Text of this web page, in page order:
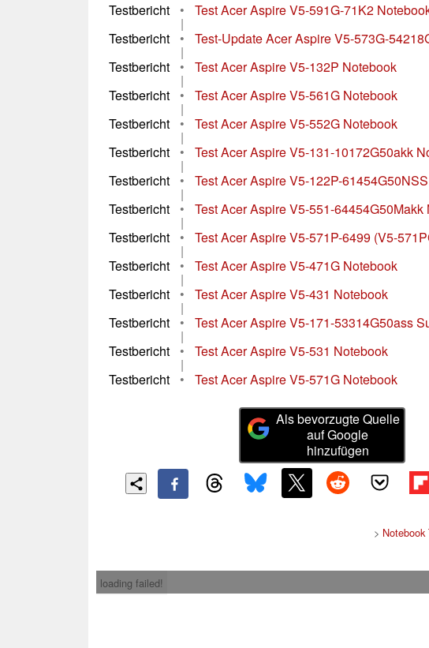
Testbericht
• Test Acer Aspire V5-591G-71K2
|
Testbericht
• Test-Update Acer Aspire V5-573G-
|
Testbericht
• Test Acer Aspire V5-132P Notebook
|
Testbericht
• Test Acer Aspire V5-561G Notebook
|
Testbericht
• Test Acer Aspire V5-552G Notebook
|
Testbericht
• Test Acer Aspire V5-131-10172G50akk
|
Testbericht
• Test Acer Aspire V5-122P-
|
Testbericht
• Test Acer Aspire V5-551-64454G50Makk
|
Testbericht
• Test Acer Aspire V5-571P-6499 (V5-
|
Testbericht
• Test Acer Aspire V5-471G Notebook
|
Testbericht
• Test Acer Aspire V5-431 Notebook
|
Testbericht
• Test Acer Aspire V5-171-53314G50ass
|
Testbericht
• Test Acer Aspire V5-531 Notebook
|
Testbericht
• Test Acer Aspire V5-571G Notebook
Als bevorzugte Quelle
auf Google
hinzufügen
>
loading failed!